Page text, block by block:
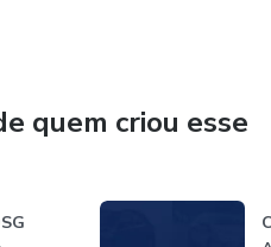
troca de óleo,
aplicados
Roni ensina o passo
consiga evoluir
quem criou esse